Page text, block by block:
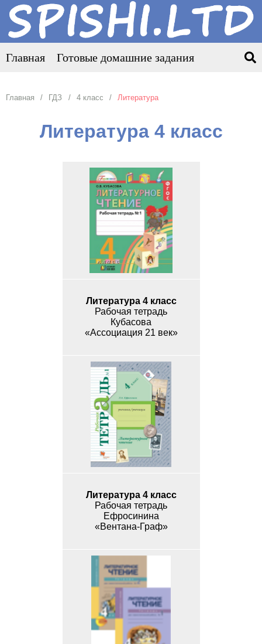
Главная Готовые домашние задания
Главная ГДЗ 4 класс Литература
Литература 4 класс
Литература 4 класс
Рабочая тетрадь
Кубасова
«Ассоциация 21 век»
Литература 4 класс
Рабочая тетрадь
Ефросинина
«Вентана-Граф»